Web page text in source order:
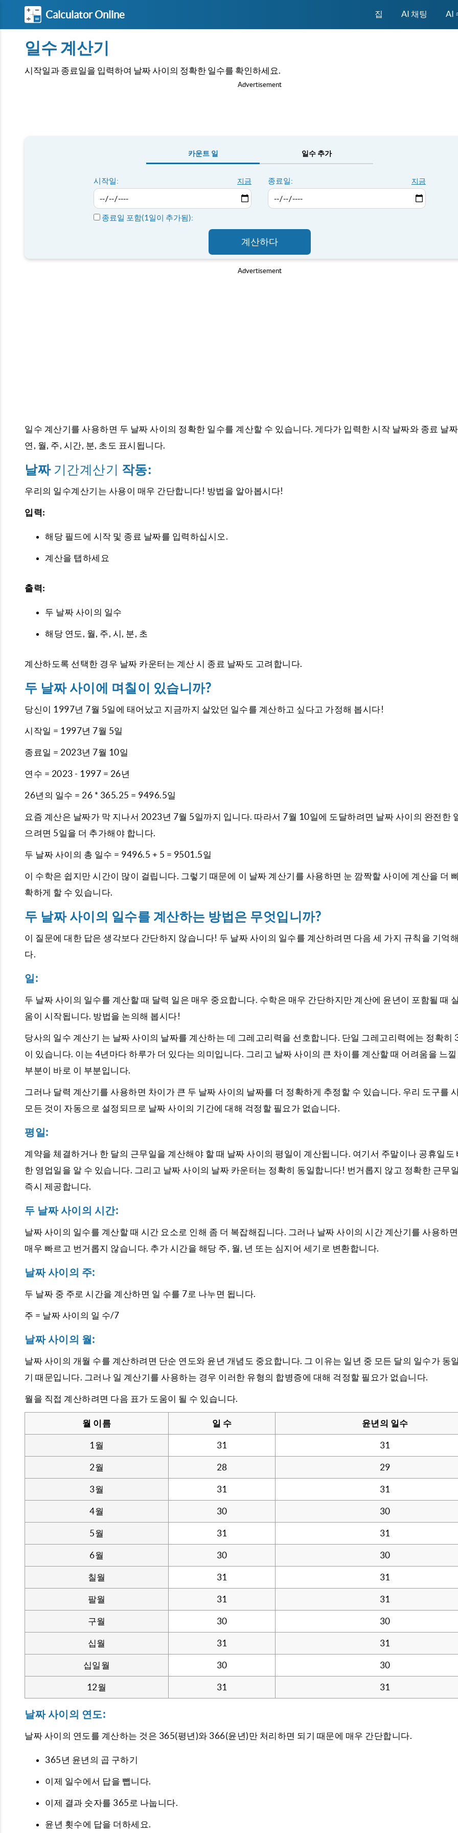
Calculator Online 집 AI 채팅 AI
일수 계산기
시작일과 종료일을 입력하여 날짜 사이의 정확한 일수를 확인하세요.
Advertisement
카운트 일 일수 추가
시작일: 지금 종료일: 지금
종료일 포함(1일이 추가됨):
계산하다
Advertisement
일수 계산기를 사용하면 두 날짜 사이의 정확한 일수를 계산할 수 있습니다. 게다가 입력한 시작 날짜와 종료 날
연, 월, 주, 시간, 분, 초도 표시됩니다.
날짜 기간계산기 작동:
우리의 일수계산기 는 사용이 매우 간단합니다! 방법을 알아봅시다!
입력:
해당 필드에 시작 및 종료 날짜를 입력하십시오.
계산을 탭하세요
출력:
두 날짜 사이의 일수
해당 연도, 월, 주, 시, 분, 초
계산하도록 선택한 경우 날짜 카운터는 계산 시 종료 날짜도 고려합니다.
두 날짜 사이에 며칠이 있습니까?
당신이 1997년 7월 5일에 태어났고 지금까지 살았던 일수를 계산하고 싶다고 가정해 봅시다!
시작일 = 1997년 7월 5일
종료일 = 2023년 7월 10일
연수 = 2023 - 1997 = 26년
26년의 일수 = 26 * 365.25 = 9496.5일
요즘 계산은 날짜가 막 지나서 2023년 7월 5일까지 입니다. 따라서 7월 10일에 도달하려면 날짜 사이의 완전한
으려면 5일을 더 추가해야 합니다.
두 날짜 사이의 총 일수 = 9496.5 + 5 = 9501.5일
이 수학은 쉽지만 시간이 많이 걸립니다. 그렇기 때문에 이 날짜 계산기를 사용하면 눈 깜짝할 사이에 계산을 더
확하게 할 수 있습니다.
두 날짜 사이의 일수를 계산하는 방법은 무엇입니까?
이 질문에 대한 답은 생각보다 간단하지 않습니다! 두 날짜 사이의 일수를 계산하려면 다음 세 가지 규칙을 기억
다.
일:
두 날짜 사이의 일수를 계산할 때 달력 일은 매우 중요합니다. 수학은 매우 간단하지만 계산에 윤년이 포함될 때
움이 시작됩니다. 방법을 논의해 봅시다!
당사의 일수 계산기 는 날짜 사이의 날짜를 계산하는 데 그레고리력을 선호합니다. 단일 그레고리력에는 정확히
이 있습니다. 이는 4년마다 하루가 더 있다는 의미입니다. 그리고 날짜 사이의 큰 차이를 계산할 때 어려움을 느낄
부분이 바로 이 부분입니다.
그러나 달력 계산기를 사용하면 차이가 큰 두 날짜 사이의 날짜를 더 정확하게 추정할 수 있습니다. 우리 도구를
모든 것이 자동으로 설정되므로 날짜 사이의 기간에 대해 걱정할 필요가 없습니다.
평일:
계약을 체결하거나 한 달의 근무일을 계산해야 할 때 날짜 사이의 평일이 계산됩니다. 여기서 주말이나 공휴일도
한 영업일을 알 수 있습니다. 그리고 날짜 사이의 날짜 카운터는 정확히 동일합니다! 번거롭지 않고 정확한 근무
즉시 제공합니다.
두 날짜 사이의 시간:
날짜 사이의 일수를 계산할 때 시간 요소로 인해 좀 더 복잡해집니다. 그러나 날짜 사이의 시간 계산기를 사용하
매우 빠르고 번거롭지 않습니다. 추가 시간을 해당 주, 월, 년 또는 심지어 세기로 변환합니다.
날짜 사이의 주:
두 날짜 중 주로 시간을 계산하면 일 수를 7로 나누면 됩니다.
주 = 날짜 사이의 일 수/7
날짜 사이의 월:
날짜 사이의 개월 수를 계산하려면 단순 연도와 윤년 개념도 중요합니다. 그 이유는 일년 중 모든 달의 일수가 동
기 때문입니다. 그러나 일 계산기를 사용하는 경우 이러한 유형의 합병증에 대해 걱정할 필요가 없습니다.
월을 직접 계산하려면 다음 표가 도움이 될 수 있습니다.
월 이름 일 수 윤년의 일수
1월 31 31
2월 28 29
3월 31 31
4월 30 30
5월 31 31
6월 30 30
칠월 31 31
팔월 31 31
구월 30 30
십월 31 31
십일월 30 30
12월 31 31
날짜 사이의 연도:
날짜 사이의 연도를 계산하는 것은 365(평년)와 366(윤년)만 처리하면 되기 때문에 매우 간단합니다.
365년 윤년의 곱 구하기
이제 일수에서 답을 뺍니다.
이제 결과 숫자를 365로 나눕니다.
윤년 횟수에 답을 더하세요.